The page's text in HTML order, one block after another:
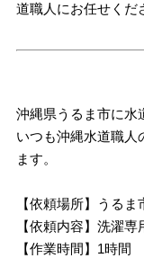
道職人にお任せくだ
沖縄県うるま市に水
いつも沖縄水道職人
ます。
【依頼場所】うる
【依頼内容】洗濯
【作業時間】1時間